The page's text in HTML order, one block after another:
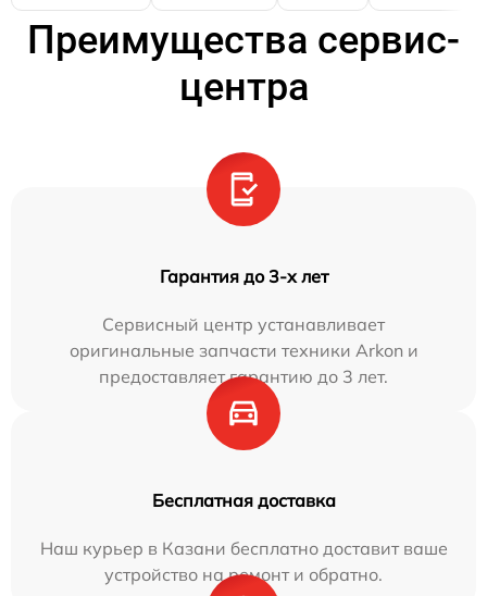
Преимущества сервис-
центра
Гарантия до 3-х лет
Сервисный центр устанавливает
оригинальные запчасти техники Arkon и
предоставляет гарантию до 3 лет.
Бесплатная доставка
Наш курьер в Казани бесплатно доставит ваше
устройство на ремонт и обратно.